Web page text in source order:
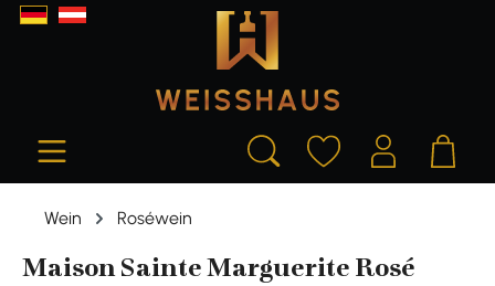
springen
Wein Roséwein
Maison Sainte Marguerite Rosé